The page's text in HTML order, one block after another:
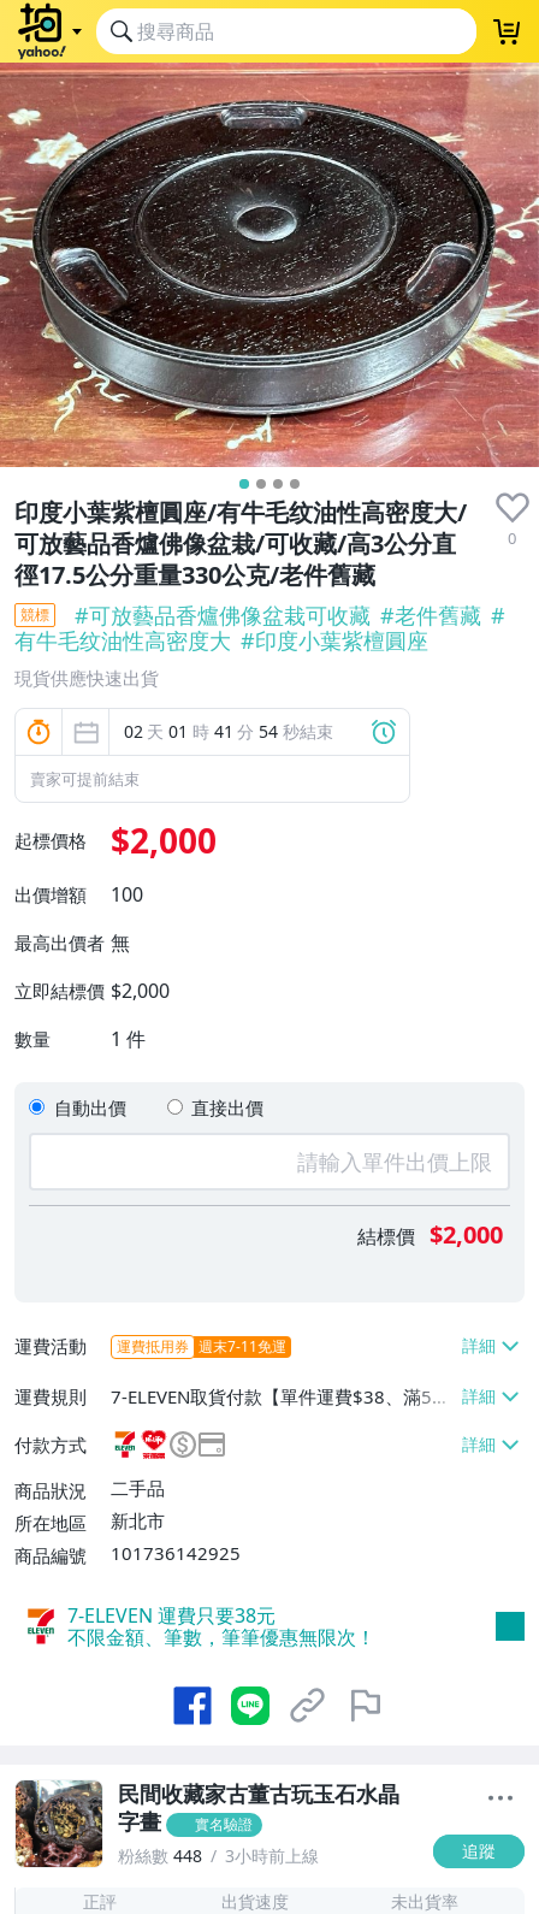
印度小葉紫檀圓座/有牛毛纹油性高密度大/
可放藝品香爐佛像盆栽/可收藏/高3公分直
徑17.5公分重量330公克/老件舊藏
0
競標 #可放藝品香爐佛像盆栽可收藏 #老件舊藏 #
有牛毛纹油性高密度大 #印度小葉紫檀圓座
現貨供應快速出貨
02 天 01 時 41 分 53 秒結束
賣家可提前結束
起標價格 $2,000
出價增額 100
最高出價者 無
立即結標價 $2,000
數量 1 件
自動出價 直接出價
結標價 $2,000
運費活動 運費抵用券 週末7-11免運
運費規則
7-ELEVEN取貨付款【單件運費$38、滿5件
或消費滿$6000免運費】、7-ELEVEN取貨
不付款【單件運費$38、滿5件或消費滿$60
00免運費】、萊爾富取貨付款【單件運費
$60、滿5件或消費滿$6000免運費】、郵
付款方式
商品狀況
二手品
所在地區
新北市
商品編號
101736142925
7-ELEVEN 運費只要38元
不限金額、筆數，筆筆優惠無限次！
民間收藏家古董古玩玉石水晶
字畫
實名驗證
粉絲數 448 3小時前上線 追蹤
正評 出貨速度 未出貨率